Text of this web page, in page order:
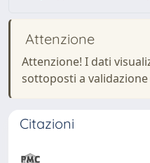
Attenzione
Attenzione! I dati
sottoposti a
Citazioni